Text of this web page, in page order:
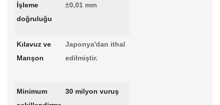
İşleme
doğruluğu
±0,01 mm
Kılavuz ve
Manşon
Japonya'dan ithal
edilmiştir.
Minimum
30 milyon vuruş